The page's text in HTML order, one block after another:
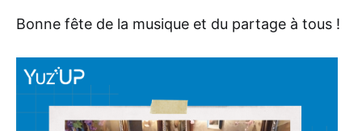
Bonne fête de la musique et du partage à tous !